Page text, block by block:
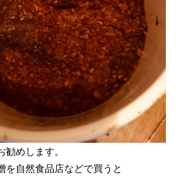
めします。
を自然食品店などで買うと